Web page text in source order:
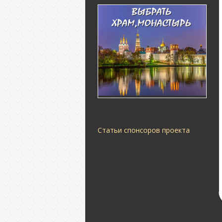
Статьи спонсоров проекта